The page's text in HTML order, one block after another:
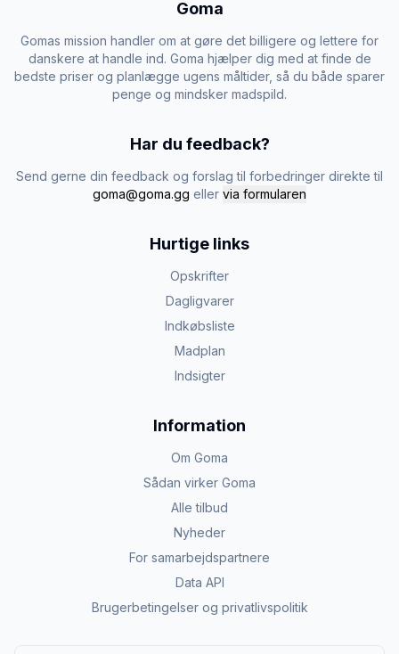
Goma
Gomas mission handler om at gøre det billigere og lettere for
danskere at handle ind. Goma hjælper dig med at finde de
bedste priser og planlægge ugens måltider, så du både sparer
penge og mindsker madspild.
Har du feedback?
Send gerne din feedback og forslag til forbedringer direkte til
goma@goma.gg eller via formularen
Hurtige links
Opskrifter
Dagligvarer
Indkøbsliste
Madplan
Indsigter
Information
Om Goma
Sådan virker Goma
Alle tilbud
Nyheder
For samarbejdspartnere
Data API
Brugerbetingelser og privatlivspolitik